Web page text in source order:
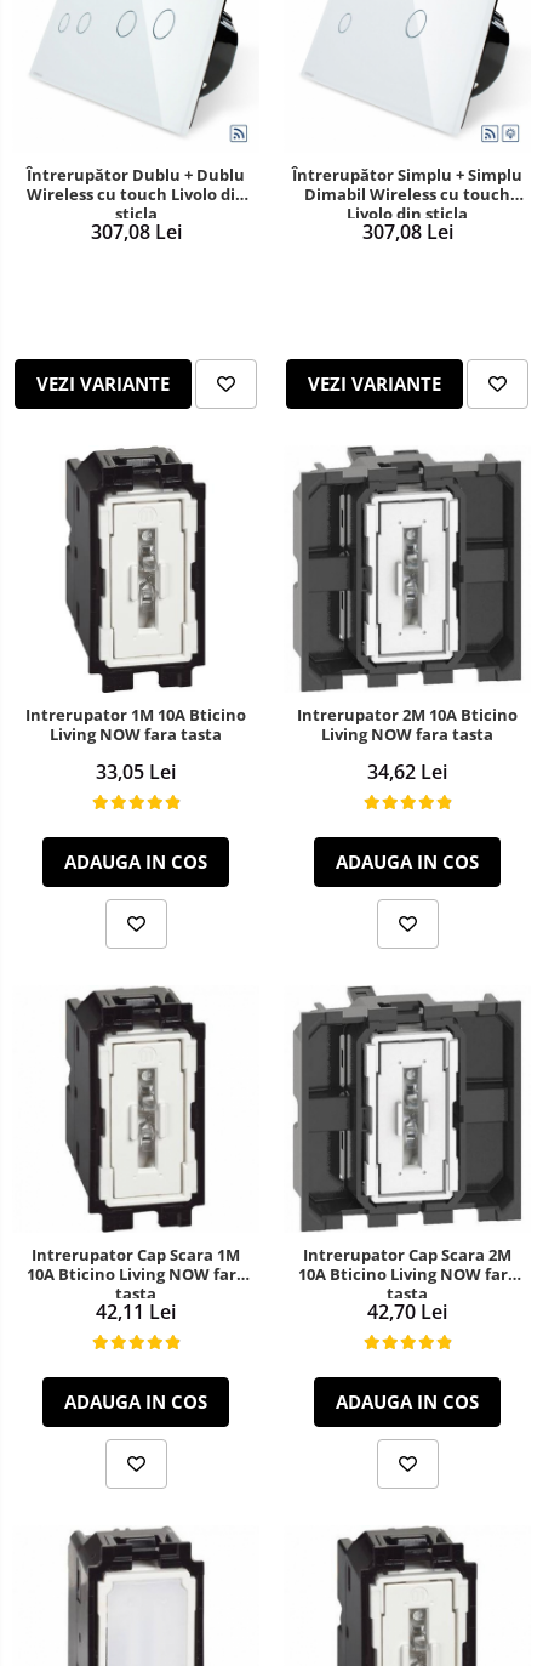
Sisteme de Iluminat Plug & Play
Întrerupător Dublu + Dublu
Wireless cu touch Livolo din
sticla
307,08 Lei
VEZI VARIANTE
Întrerupător Simplu + Simplu
Dimabil Wireless cu touch
Livolo din sticla
307,08 Lei
VEZI VARIANTE
Intrerupator 1M 10A Bticino
Living NOW fara tasta
33,05 Lei
ADAUGA IN COS
Intrerupator 2M 10A Bticino
Living NOW fara tasta
34,62 Lei
ADAUGA IN COS
Intrerupator Cap Scara 1M
10A Bticino Living NOW fara
tasta
42,11 Lei
ADAUGA IN COS
Intrerupator Cap Scara 2M
10A Bticino Living NOW fara
tasta
42,70 Lei
ADAUGA IN COS